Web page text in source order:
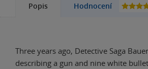
Popis Hodnocení
Three years ago, Detective Saga
describing a gun and nine white